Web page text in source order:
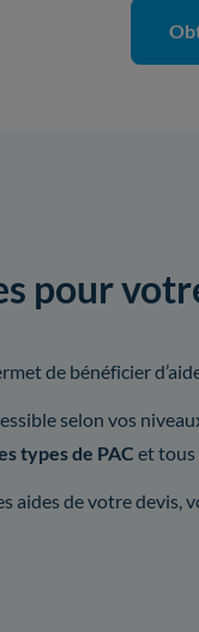
pour
de bénéficier
selon vos
types de PAC et tous
de votre devis,